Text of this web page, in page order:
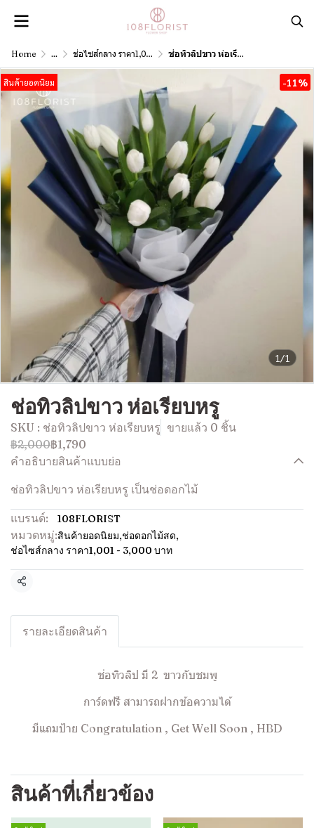
Home ... ช่อไซส์กลาง ราคา1,001 - 3,000 บาท ช่อทิวลิปขาว ห่อเรียบหรู
1/1
สินค้ายอดนิยม -11%
ช่อทิวลิปขาว ห่อเรียบหรู
SKU : ช่อทิวลิปขาว ห่อเรียบหรู ขายแล้ว 0 ชิ้น
฿2,000฿1,790
คำอธิบายสินค้าแบบย่อ
ช่อทิวลิปขาว ห่อเรียบหรู เป็นช่อดอกไม้
แบรนด์: 108FLORIST
หมวดหมู่:สินค้ายอดนิยม,ช่อดอกไม้สด,
ช่อไซส์กลาง ราคา1,001 - 3,000 บาท
แชร์
รายละเอียดสินค้า
ช่อทิวลิป มี 2 ขาวกับชมพู
การ์ดฟรี สามารถฝากข้อความได้
มีแถมป้าย Congratulation , Get Well Soon , HBD
สินค้าที่เกี่ยวข้อง